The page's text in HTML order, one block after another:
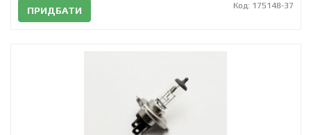
ПРИДБАТИ Код: 175148-37